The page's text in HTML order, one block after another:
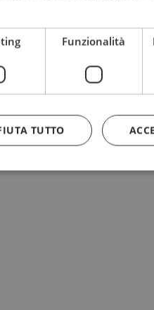
Funzionalità
TUTTO